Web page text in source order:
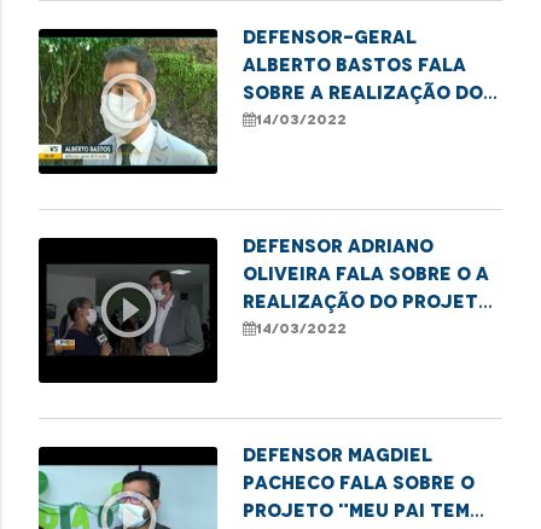
play_circle_outline
Defensor-geral
Alberto Bastos fala
sobre a realização do
projeto "Meu Pai tem
14/03/2022
play_circle_outline
Defensor Adriano
Oliveira fala sobre o a
realização do projeto
"Meu Pai tem Nome"
14/03/2022
Defensor Magdiel
Pacheco fala sobre o
projeto "Meu Pai tem